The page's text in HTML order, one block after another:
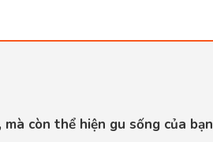
còn thể hiện gu sống của bạn